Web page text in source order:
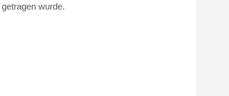
getragen wurde.